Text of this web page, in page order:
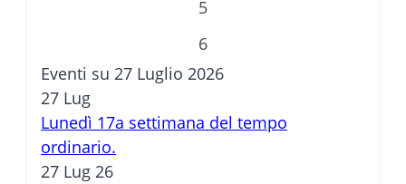
5
6
Eventi su 27 Luglio 2026
27 Lug
Lunedì 17a settimana del tempo
ordinario.
27 Lug 26